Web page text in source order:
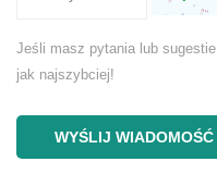
Jeśli masz pytania lub
jak najszybciej!
WYŚLIJ WIADOMOŚĆ